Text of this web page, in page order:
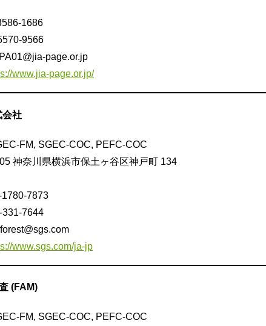
1686
9566
page.or.jp
www.jia-page.or.jp/
会社
FM, SGEC-COC, PEFC-COC
神奈川県横浜市保土ヶ谷区神戸町 134
7873
331-7644
www.sgs.com/ja-jp
(FAM)
FM, SGEC-COC, PEFC-COC